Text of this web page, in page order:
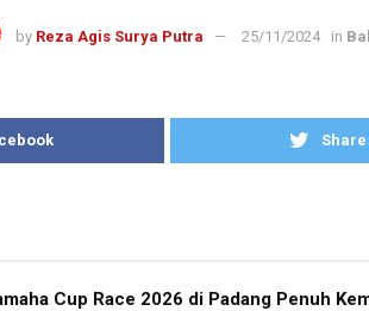
by Reza Agis Surya Putra 25/11/2024 in
Cup Race 2026 di Padang Penuh